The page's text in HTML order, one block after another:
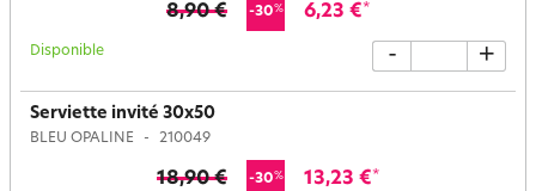
8,90 € -30% 6,23 €*
Disponible - +
Serviette invité 30x50
BLEU OPALINE 210049
18,90 € -30% 13,23 €*